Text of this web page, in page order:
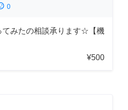
0
てみたの相談承ります☆【機
¥500